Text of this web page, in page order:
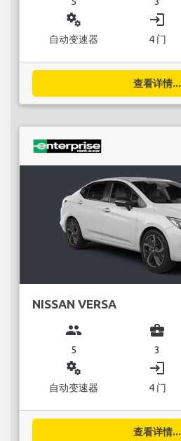
miscellaneous_services
自动变速器
login
4 门
查看详情...
NISSAN VERSA
group
5
business_center
3
miscellaneous_services
自动变速器
login
4 门
查看详情...